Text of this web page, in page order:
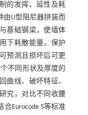
的发挥、延性及耗
由U型阻尼器拼装而
基础钢梁，使墙体
下耗散能量，保护
预测且损坏后可更
不同形状及厚度的
曲线、破坏特征、
究，对比不同收腰
Eurocode 5等标准